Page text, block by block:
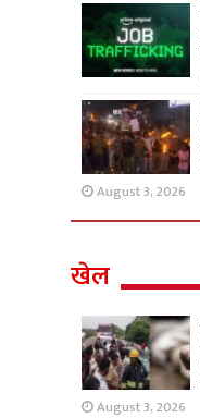
August 3, 2026
खेल
August 3, 2026